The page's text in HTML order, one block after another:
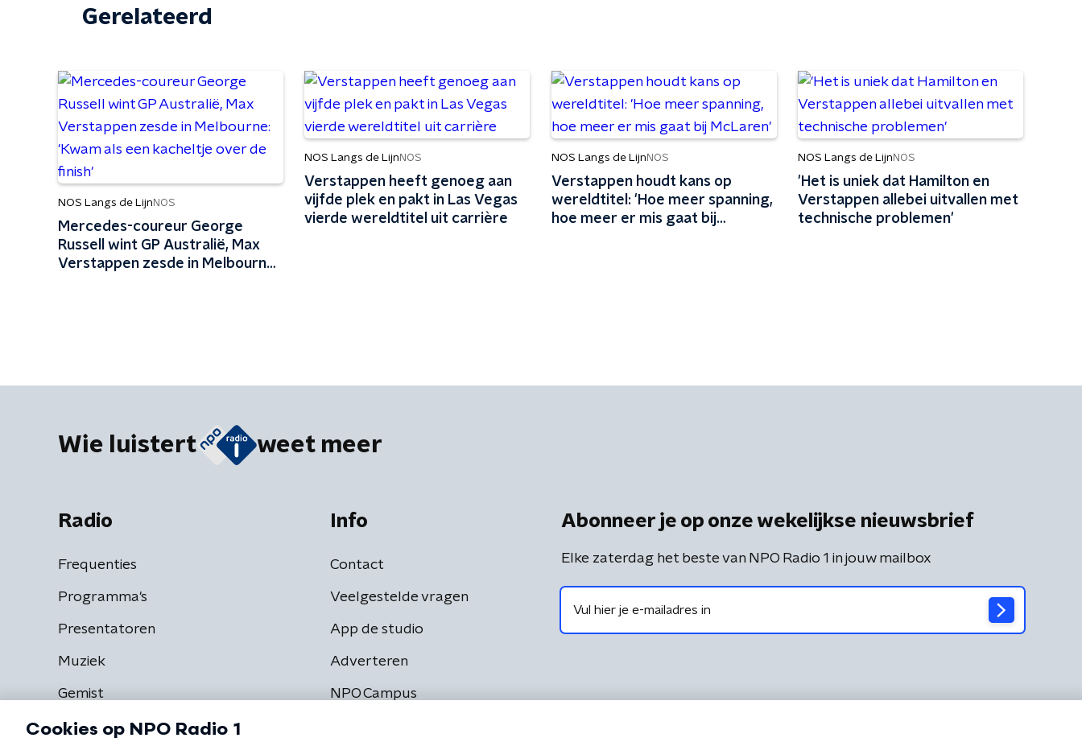
Gerelateerd
NOS Langs de Lijn NOS
Mercedes-coureur George
Russell wint GP Australië, Max
Verstappen zesde in Melbourne:
NOS Langs de Lijn NOS
Verstappen heeft genoeg aan
vijfde plek en pakt in Las Vegas
vierde wereldtitel uit carrière
NOS Langs de Lijn NOS
Verstappen houdt kans op
wereldtitel: 'Hoe meer spanning,
hoe meer er mis gaat bij
NOS Langs de Lijn NOS
'Het is uniek dat Hamilton en
Verstappen allebei uitvallen met
technische problemen'
Wie luistert weet meer
Radio
Frequenties
Programma's
Presentatoren
Muziek
Gemist
Info
Contact
Veelgestelde vragen
App de studio
Adverteren
NPO Campus
Abonneer je op onze wekelijkse nieuwsbrief
Elke zaterdag het beste van NPO Radio 1 in jouw mailbox